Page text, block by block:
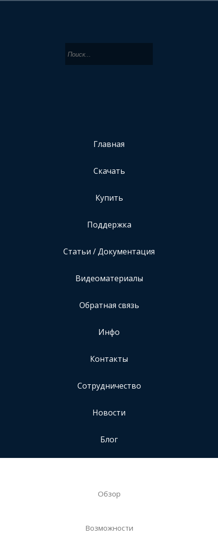
Главная
Скачать
Купить
Поддержка
Статьи / Документация
Видеоматериалы
Обратная связь
Инфо
Контакты
Сотрудничество
Новости
Блог
Обзор
Возможности